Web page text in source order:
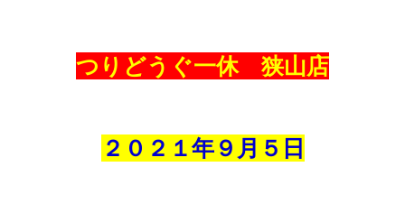
つりどうぐ一休 狭山店
２０２１年９月 ５ 日